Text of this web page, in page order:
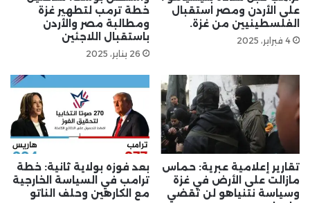
على الأردن ومصر استقبال
الفلسطينيين من غزة.
4 فبراير، 2025
خطة ترمب لتطهير غزة
ومطالبة مصر والأردن
باستقبال اللاجئين
26 يناير، 2025
تقارير إعلامية عبرية: حماس
مازالت على الأرض في غزة
وسياسة نتنياهو لن تقضي
بعد فوزه بولاية ثانية: خطة
ترامب في السياسة الخارجية
مع الكارهين وحلف الناتو